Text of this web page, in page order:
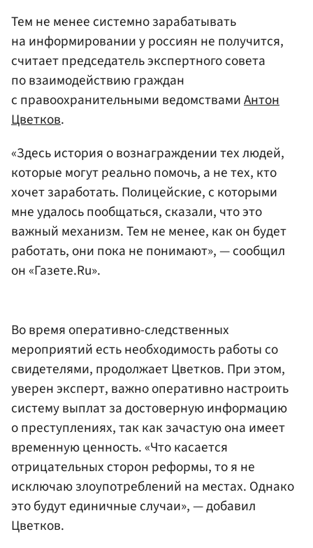
Тем не менее системно зарабатывать
на информировании у россиян не получится,
считает председатель экспертного совета
по взаимодействию граждан
с правоохранительными ведомствамиАнтон
Цветков.
«Здесь история о вознаграждении тех людей,
которые могут реально помочь, а не тех, кто
хочет заработать. Полицейские, с которыми
мне удалось пообщаться, сказали, что это
важный механизм. Тем не менее, как он будет
работать, они пока не понимают», — сообщил
он «Газете.Ru».
Во время оперативно-следственных
мероприятий есть необходимость работы со
свидетелями, продолжает Цветков. При этом,
уверен эксперт, важно оперативно настроить
систему выплат за достоверную информацию
о преступлениях, так как зачастую она имеет
временную ценность. «Что касается
отрицательных сторон реформы, то я не
исключаю злоупотреблений на местах. Однако
это будут единичные случаи», — добавил
Цветков.